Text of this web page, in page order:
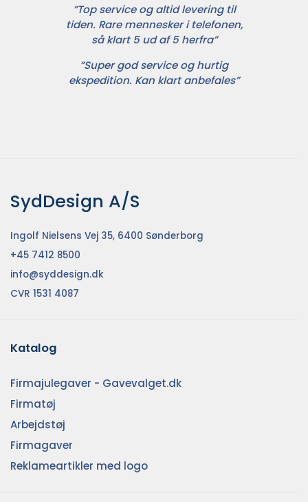
”Top service og altid levering til
tiden. Rare mennesker i telefonen,
så klart 5 ud af 5 herfra”
”Super god service og hurtig
ekspedition. Kan klart anbefales”
SydDesign A/S
Ingolf Nielsens Vej 35, 6400 Sønderborg
+45 7412 8500
info@syddesign.dk
CVR 1531 4087
Katalog
Firmajulegaver - Gavevalget.dk
Firmatøj
Arbejdstøj
Firmagaver
Reklameartikler med logo